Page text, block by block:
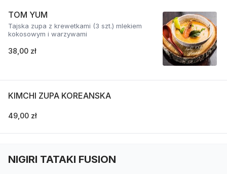
TOM YUM
Tajska zupa z krewetkami (3 szt.) mlekiem
kokosowym i warzywami
38,00 zł
KIMCHI ZUPA KOREANSKA
49,00 zł
NIGIRI TATAKI FUSION